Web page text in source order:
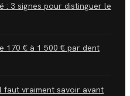
3 signes pour distinguer le
170 € à 1 500 € par dent
faut vraiment savoir avant